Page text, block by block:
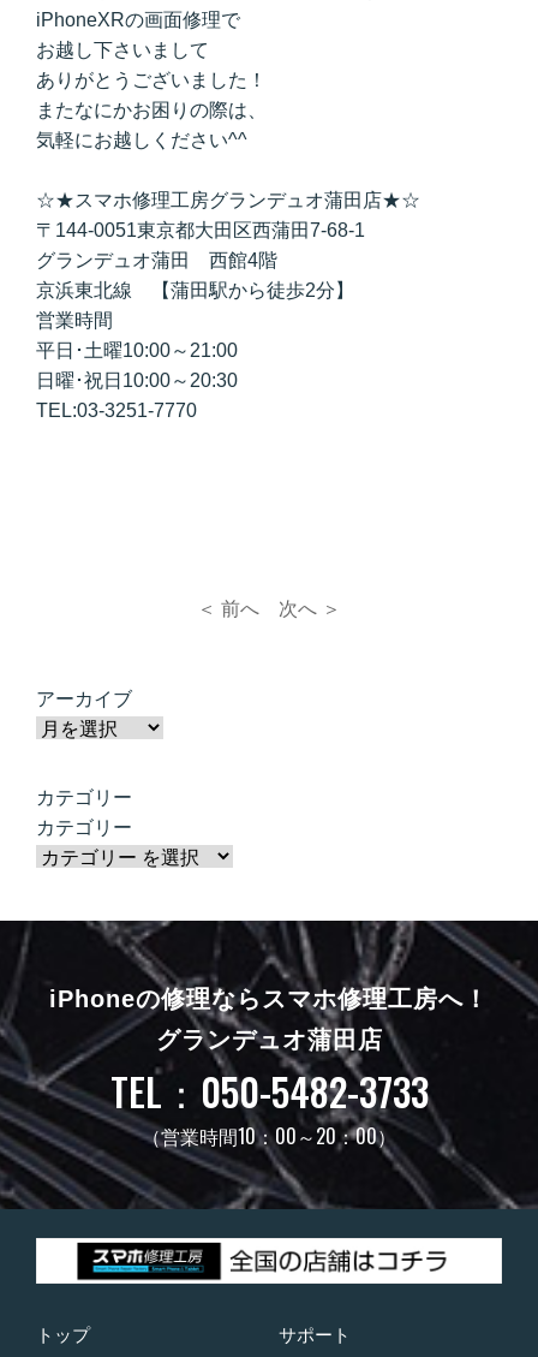
iPhoneXRの画面修理で
お越し下さいまして
ありがとうございました！
またなにかお困りの際は、
気軽にお越しください^^
☆★スマホ修理工房グランデュオ蒲田店★☆
〒144-0051東京都大田区西蒲田7-68-1
グランデュオ蒲田 西館4階
京浜東北線 【蒲田駅から徒歩2分】
営業時間
平日･土曜10:00～21:00
日曜･祝日10:00～20:30
TEL:03-3251-7770
＜ 前へ 次へ ＞
アーカイブ
カテゴリー
カテゴリー
iPhoneの修理ならスマホ修理工房へ！
グランデュオ蒲田店
TEL：050-5482-3733
（営業時間10：00～20：00）
トップ サポート